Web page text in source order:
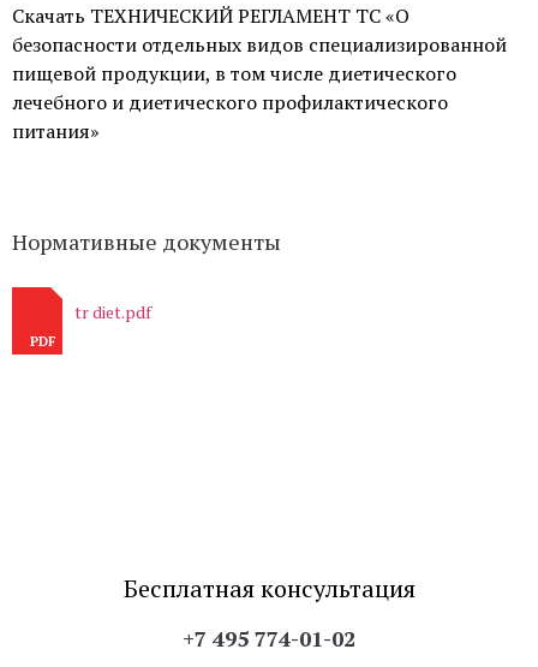
Скачать ТЕХНИЧЕСКИЙ РЕГЛАМЕНТ ТС «О
безопасности отдельных видов специализированной
пищевой продукции, в том числе диетического
лечебного и диетического профилактического
питания»
Нормативные документы
tr diet.pdf
Бесплатная консультация
+7 495 774-01-02